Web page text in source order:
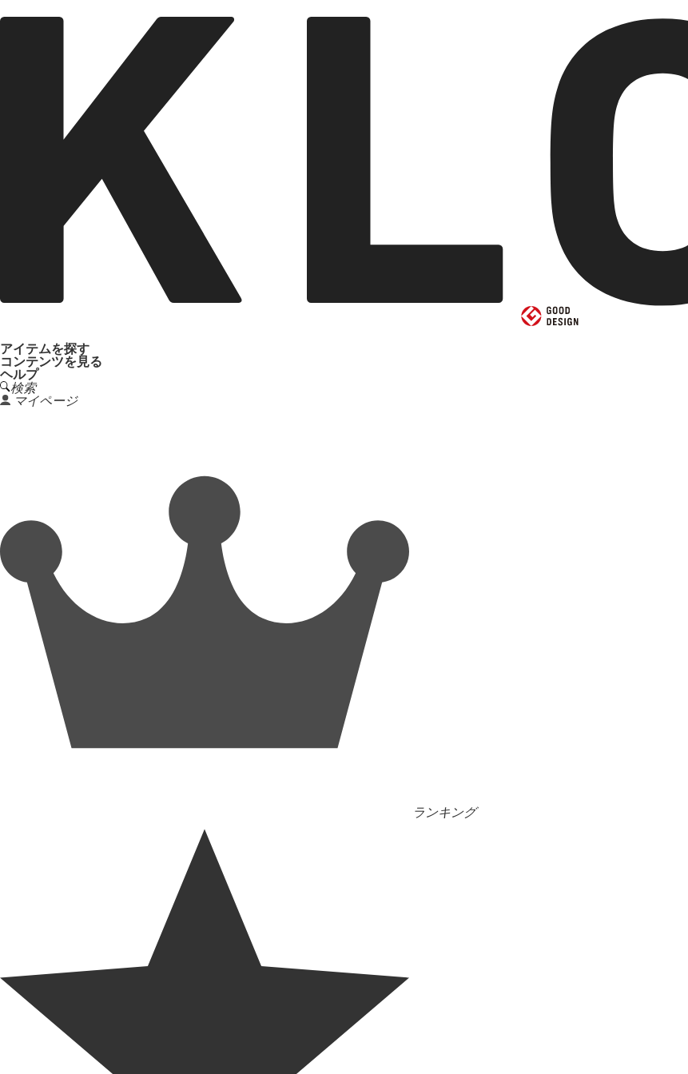
アイテムを探す
コンテンツを見る
ヘルプ
検索
マイページ
ランキング